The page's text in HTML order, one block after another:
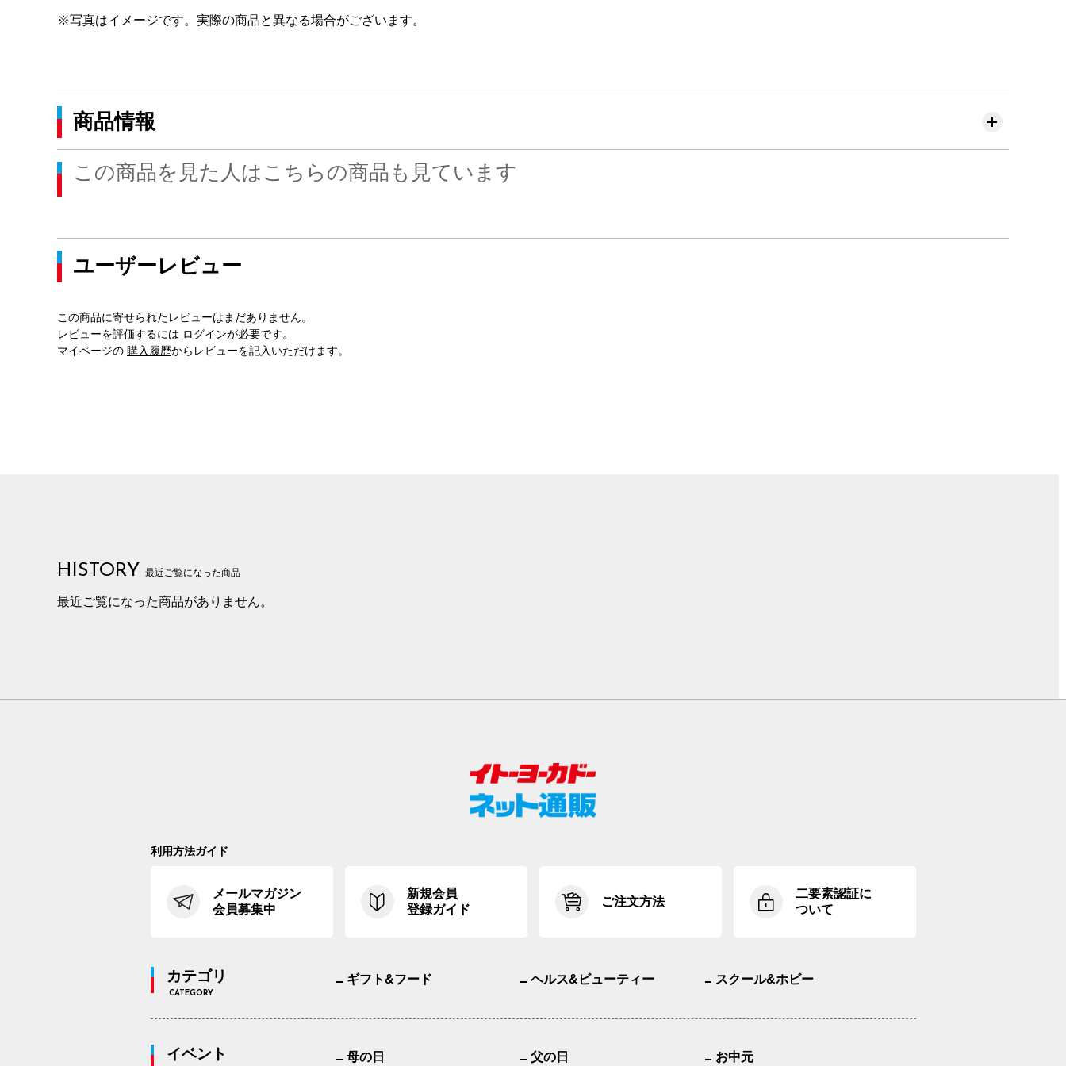
※写真はイメージです。実際の商品と異なる場合がございます。
商品情報
この商品を見た人はこちらの商品も見ています
ユーザーレビュー
この商品に寄せられたレビューはまだありません。
レビューを評価するには ログインが必要です。
マイページの 購入履歴からレビューを記入いただけます。
HISTORY 最近ご覧になった商品
最近ご覧になった商品がありません。
利用方法ガイド
メールマガジン
会員募集中
新規会員
登録ガイド
ご注文方法
二要素認証に
ついて
カテゴリ
CATEGORY
ギフト&フード ヘルス&ビューティー スクール&ホビー
イベント 母の日 父の日 お中元